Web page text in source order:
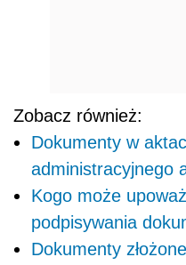
Zobacz również:
Dokumenty w
administracyjnego
Kogo może
podpisywania
Dokumenty